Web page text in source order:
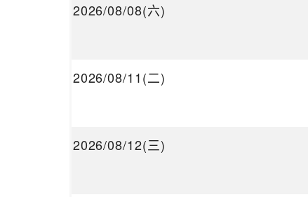
2026/08/08(六)
2026/08/11(二)
2026/08/12(三)